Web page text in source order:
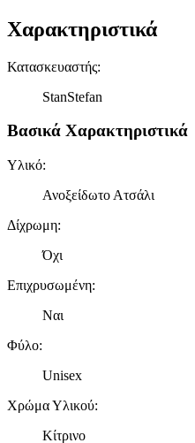
Χαρακτηριστικά
Κατασκευαστής:
StanStefan
Βασικά Χαρακτηριστικά
Υλικό:
Ανοξείδωτο Ατσάλι
Δίχρωμη:
Όχι
Επιχρυσωμένη:
Ναι
Φύλο:
Unisex
Χρώμα Υλικού:
Κίτρινο